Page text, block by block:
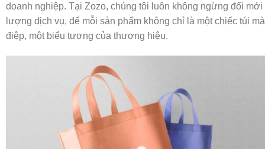
doanh nghiệp. Tại Zozo, chúng tôi luôn không ngừng đổi mới
lượng dịch vụ, để mỗi sản phẩm không chỉ là một chiếc túi
điệp, một biểu tượng của thương hiệu.